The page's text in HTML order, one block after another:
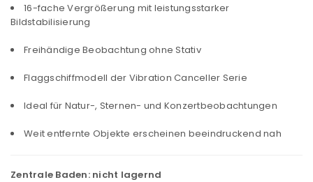
16-fache Vergrößerung mit leistungsstarker
Bildstabilisierung
Freihändige Beobachtung ohne Stativ
Flaggschiffmodell der Vibration Canceller Serie
Ideal für Natur-, Sternen- und Konzertbeobachtungen
Weit entfernte Objekte erscheinen beeindruckend nah
Zentrale Baden: nicht lagernd